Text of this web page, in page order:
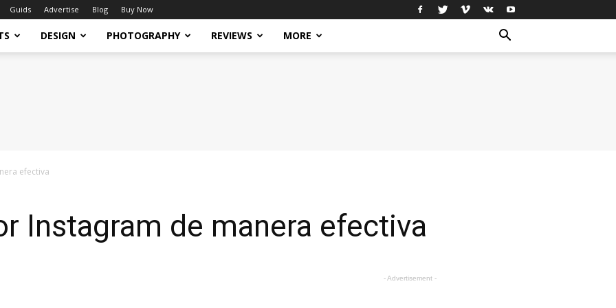
Guids Advertise Blog Buy Now
DESIGN PHOTOGRAPHY REVIEWS MORE
efectiva
Instagram de manera efectiva
- Advertisement -